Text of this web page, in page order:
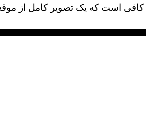
کافی است که یک تصویر کامل از